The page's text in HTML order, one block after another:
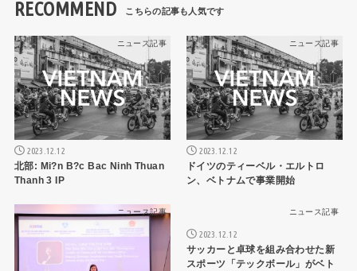
RECOMMEND
ニュース記事
2023.12.12
北部: Mi?n B?c Bac Ninh Thuan
Thanh 3 IP
ニュース記事
2023.12.12
ドイツのティーベル・エルトロ
ン、ベトナムで事業開始
ニュース記事 ニュース記事
2023.12.12
サッカーと卓球を組み合わせた新
スポーツ「テックボール」がベト